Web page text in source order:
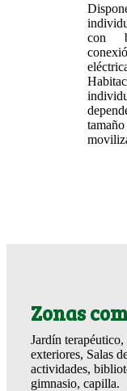
con
Zonas
Jardín
exteriores, Salas
actividades,
gimnasio, capilla.